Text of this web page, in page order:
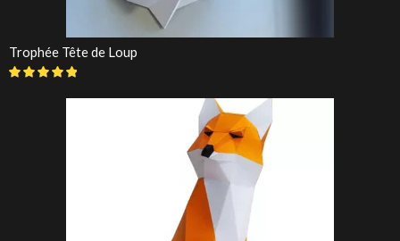
Trophée Tête de Loup